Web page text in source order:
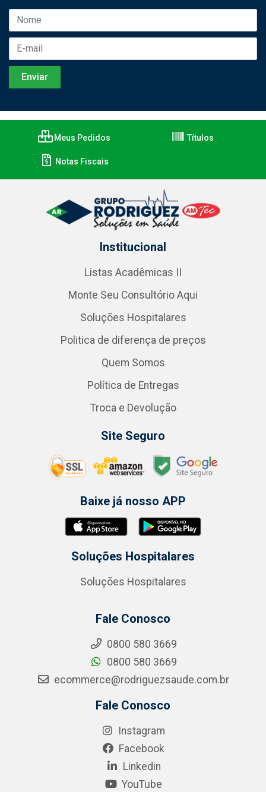
Meus Pedidos Títulos
Notas Fiscais
Institucional
Listas Acadêmicas II
Monte Seu Consultório Aqui
Soluções Hospitalares
Politica de diferença de preços
Quem Somos
Política de Entregas
Troca e Devolução
Site Seguro
Baixe já nosso APP
Soluções Hospitalares
Soluções Hospitalares
Fale Conosco
0800 580 3669
0800 580 3669
ecommerce@rodriguezsaude.com.br
Fale Conosco
Instagram
Facebook
Linkedin
YouTube